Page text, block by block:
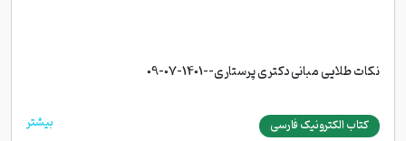
نکات طلایی مبانی دکتری پرستاری--1401-07-09
کتاب الکترونیک فارسی بیشتر